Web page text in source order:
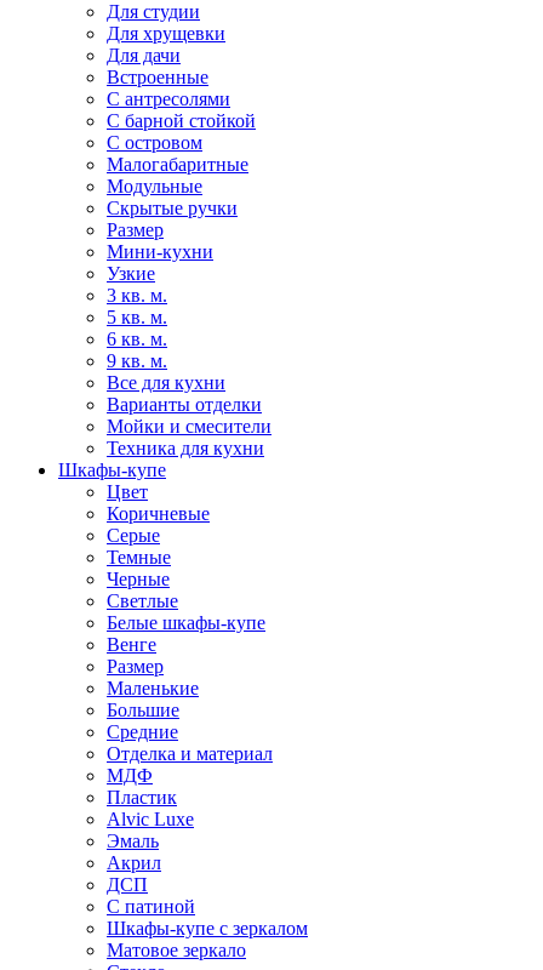
Для студии
Для хрущевки
Для дачи
Встроенные
С антресолями
С барной стойкой
С островом
Малогабаритные
Модульные
Скрытые ручки
Размер
Мини-кухни
Узкие
3 кв. м.
5 кв. м.
6 кв. м.
9 кв. м.
Все для кухни
Варианты отделки
Мойки и смесители
Техника для кухни
Шкафы-купе
Цвет
Коричневые
Серые
Темные
Черные
Светлые
Белые шкафы-купе
Венге
Размер
Маленькие
Большие
Средние
Отделка и материал
МДФ
Пластик
Alvic Luxe
Эмаль
Акрил
ДСП
С патиной
Шкафы-купе с зеркалом
Матовое зеркало